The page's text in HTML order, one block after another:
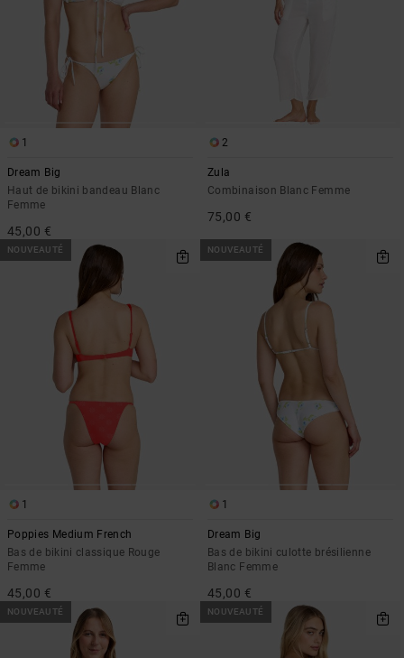
1
Dream Big
Haut de bikini bandeau Blanc
Femme
45,00 €
2
Zula
Combinaison Blanc Femme
75,00 €
NOUVEAUTÉ
1
Poppies Medium French
Bas de bikini classique Rouge
Femme
45,00 €
NOUVEAUTÉ
1
Dream Big
Bas de bikini culotte brésilienne
Blanc Femme
45,00 €
NOUVEAUTÉ NOUVEAUTÉ